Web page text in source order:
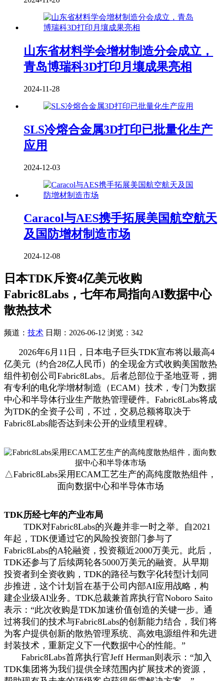
山东省材料学会增材制造分会成立，
青岛博瑞科3D打印月壤成果亮相
2024-11-28
SLS冷熔合金属3D打印已批量化生产
应用
2024-12-03
Caracol与AES携手拓展美国航空航天
及国防增材制造市场
2024-12-08
日本TDK斥资4亿美元收购
Fabric8Labs，七年布局指向AI数据中心
散热技术
频道： 技术 日期： 2026-06-12 浏览：342
2026年6月11日，日本电子巨头TDK宣布将以最高4
亿美元（约合28亿人民币）的全现金方式收购美国散热
组件初创公司Fabric8Labs。后者总部位于圣地亚哥，拥
有专利的电化学增材制造（ECAM）技术，专门为数据
中心和半导体行业生产散热管理硬件。Fabric8Labs将成
为TDK的全资子公司，不过，交易总额将取决于
Fabric8Labs能否达到未公开的业绩里程碑。
△Fabric8Labs采用ECAM工艺生产的高纯度散热组件，
面向数据中心和半导体市场
TDK历经七年的产业布局
TDK对Fabric8Labs的兴趣并非一时之举。自2021
年起，TDK便通过它的风险投资部门参与了
Fabric8Labs的A轮融资，投资额近2000万美元。此后，
TDK还参与了后续两轮各5000万美元的融资。从早期
投资者到全资收购，TDK的路径与数字化转型计划同
步推进，这个计划旨在基于公司内部AI应用战略，构
建企业级AI业务。TDK总裁兼首席执行官Noboro Saito
表示：“此次收购是TDK加速价值创造的关键一步。通
过将我们的技术与Fabric8Labs的创新能力结合，我们将
为客户提供创新的散热管理系统、高效电源组件和先进
封装技术，重新定义下一代数据中心的性能。”
Fabric8Labs首席执行官Jeff Herman则表示：“加入
TDK集团将为我们提供全球范围内扩展技术的资源，